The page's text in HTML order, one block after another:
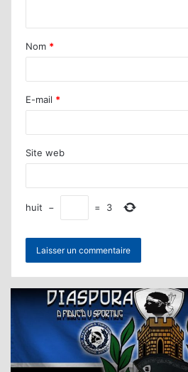
Nom *
E-mail *
Site web
huit − = 3